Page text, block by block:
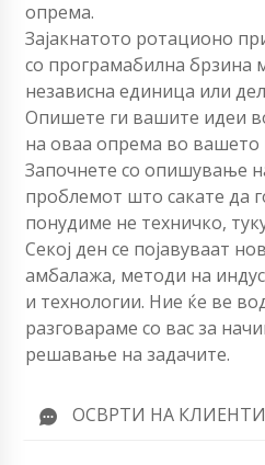
опрема.
Зајакнатото ротационо
со програмабилна брзина
независна единица или
Опишете ги вашите идеи
на оваа опрема во вашето
Започнете со опишување
проблемот што сакате да
понудиме не техничко,
Секој ден се појавуваат
амбалажа, методи на
и технологии. Ние ќе ве
разговараме со вас за
решавање на задачите.
ОСВРТИ НА КЛИЕНТИ